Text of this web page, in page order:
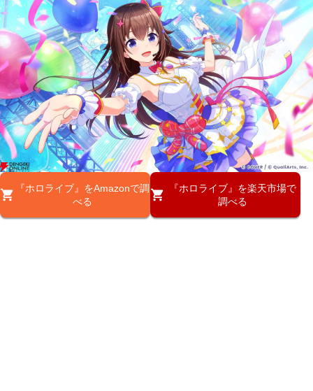
『ホロライブ』をAmazonで調
べる
『ホロライブ』を楽天市場で
調べる